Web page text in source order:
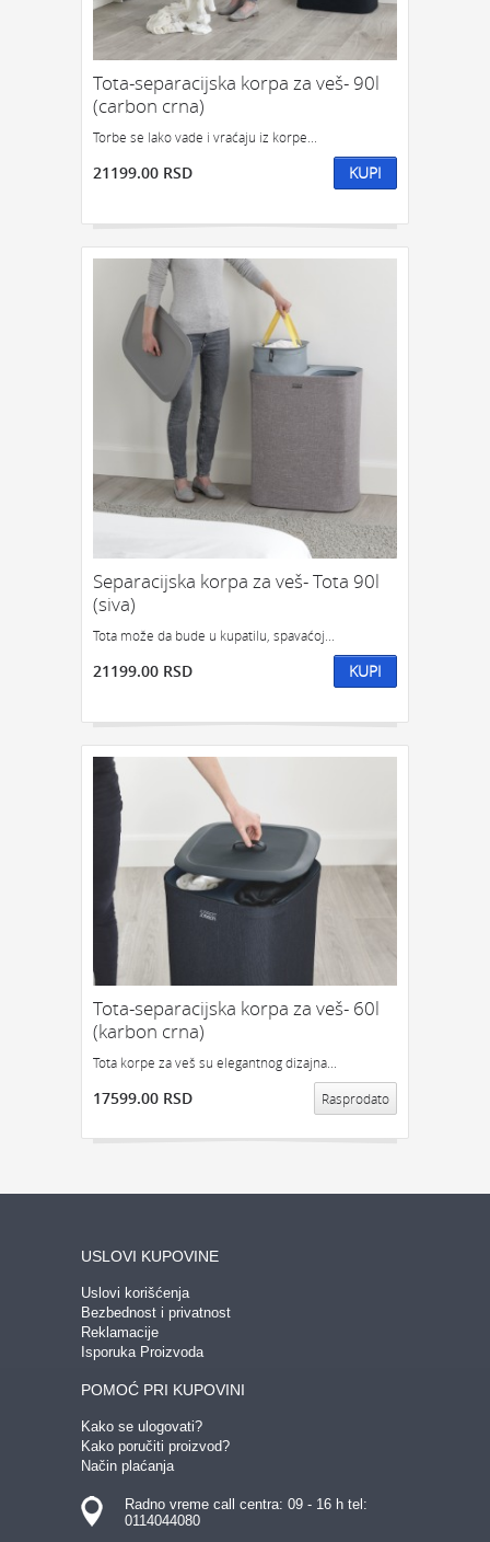
Tota-separacijska korpa za veš- 90l
(carbon crna)
Torbe se lako vade i vraćaju iz korpe...
21199.00 RSD KUPI
Separacijska korpa za veš- Tota 90l
(siva)
Tota može da bude u kupatilu, spavaćoj...
21199.00 RSD KUPI
Tota-separacijska korpa za veš- 60l
(karbon crna)
Tota korpe za veš su elegantnog dizajna...
17599.00 RSD Rasprodato
USLOVI KUPOVINE
Uslovi korišćenja
Bezbednost i privatnost
Reklamacije
Isporuka Proizvoda
POMOĆ PRI KUPOVINI
Kako se ulogovati?
Kako poručiti proizvod?
Način plaćanja
Radno vreme call centra: 09 - 16 h tel:
0114044080